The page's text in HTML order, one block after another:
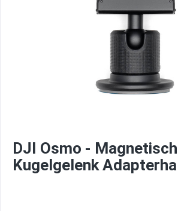
DJI Osmo -
Kugelgelenk